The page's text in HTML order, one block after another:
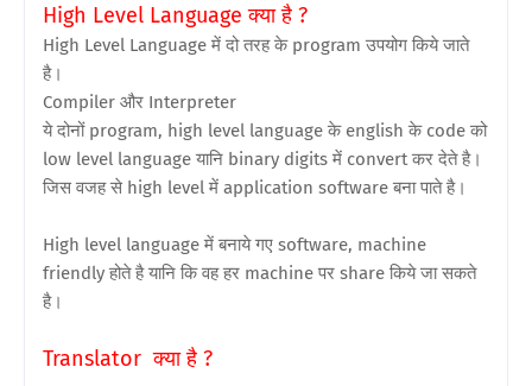
High Level Language क्या है ?
High Level Language में दो तरह के program उपयोग किये जाते
है।
Compiler और Interpreter
ये दोनों program, high level language के english के code को
low level language यानि binary digits में convert कर देते है।
जिस वजह से high level में application software बना पाते है।
High level language में बनाये गए software, machine
friendly होते है यानि कि वह हर machine पर share किये जा सकते
है।
Translator क्या है ?